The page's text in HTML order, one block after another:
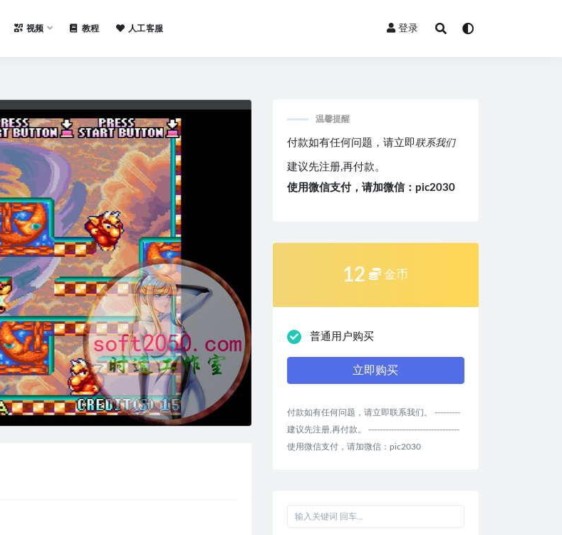
视频 教程 人工客服 登录
温馨提醒
付款如有任何问题，请立即联系我们
建议先注册,再付款。
使用微信支付，请加微信：pic2030
12 金币
普通用户购买
立即购买
付款如有任何问题，请立即联系我们。 ---------
建议先注册,再付款。 --------------------------------
使用微信支付，请加微信：pic2030